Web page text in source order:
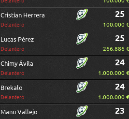
Cristian Herrera
Delantero
25
100.000 €
Lucas Pérez
Delantero
25
266.886 €
Chimy Ávila
Delantero
24
1.000.000 €
Brekalo
Delantero
24
1.000.000 €
Manu Vallejo 23